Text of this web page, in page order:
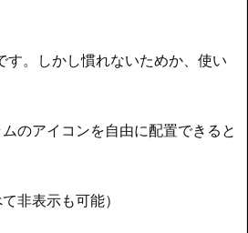
す。しかし慣れないためか、使い
のアイコンを自由に配置できると
非表示も可能）